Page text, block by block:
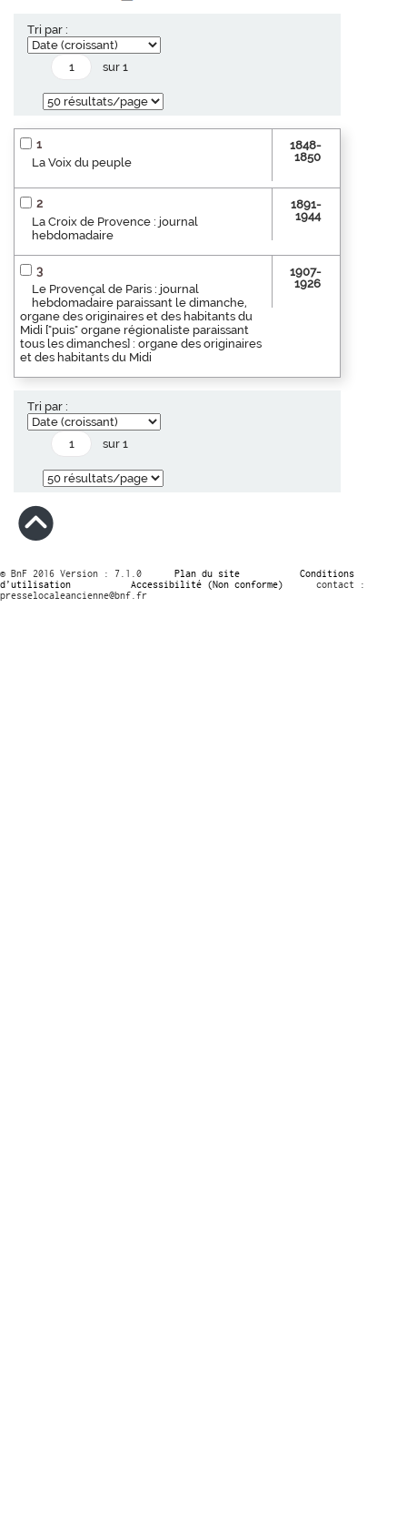
Tri par :
sur 1
1
La Voix du peuple
1848-
1850
2
La Croix de Provence : journal
hebdomadaire
1891-
1944
3
Le Provençal de Paris : journal
hebdomadaire paraissant le dimanche,
organe des originaires et des habitants du
Midi ["puis" organe régionaliste paraissant
tous les dimanches] : organe des originaires
et des habitants du Midi
1907-
1926
Tri par :
sur 1
© BnF 2016 Version : 7.1.0 Plan du site
Conditions
d’utilisation
Accessibilité (Non conforme)
contact :
presselocaleancienne@bnf.fr